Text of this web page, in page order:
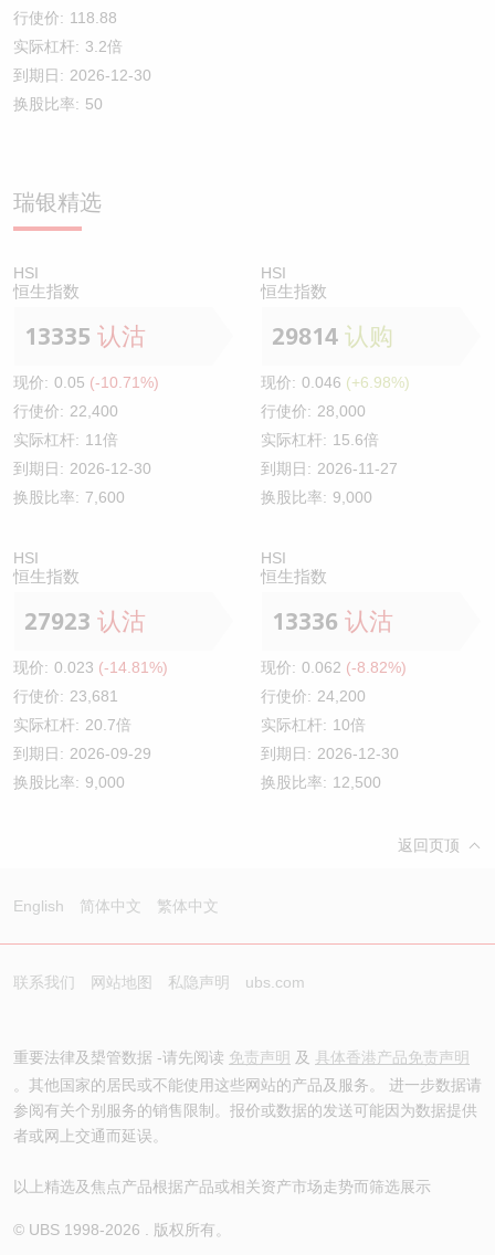
行使价: 118.88
实际杠杆: 3.2倍
到期日: 2026-12-30
换股比率: 50
瑞银精选
HSI
恒生指数
13335 认沽
现价: 0.05 (-10.71%)
行使价: 22,400
实际杠杆: 11倍
到期日: 2026-12-30
换股比率: 7,600
HSI
恒生指数
29814 认购
现价: 0.046 (+6.98%)
行使价: 28,000
实际杠杆: 15.6倍
到期日: 2026-11-27
换股比率: 9,000
HSI
恒生指数
27923 认沽
现价: 0.023 (-14.81%)
行使价: 23,681
实际杠杆: 20.7倍
到期日: 2026-09-29
换股比率: 9,000
HSI
恒生指数
13336 认沽
现价: 0.062 (-8.82%)
行使价: 24,200
实际杠杆: 10倍
到期日: 2026-12-30
换股比率: 12,500
返回页顶
English 简体中文 繁体中文
联系我们 网站地图 私隐声明 ubs.com
重要法律及槼管数据 -请先阅读 免责声明 及 具体香港产品免责声明
。其他国家的居民或不能使用这些网站的产品及服务。 进一步数据请
参阅有关个别服务的销售限制。报价或数据的发送可能因为数据提供
者或网上交通而延误。
以上精选及焦点产品根据产品或相关资产市场走势而筛选展示
© UBS 1998-2026 . 版权所有。